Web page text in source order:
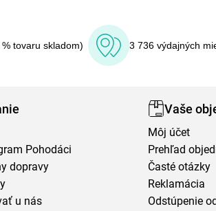
tovaru skladom) 3 736 výdajných
Pohodáci
dopravy
u nás
Vaše
Môj účet
Prehľad
Časté otázky
Reklamácia
Odstúpenie